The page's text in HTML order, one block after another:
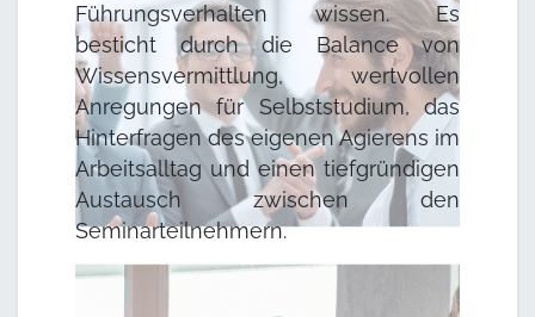
Führungsverhalten wissen. Es
besticht durch die Balance von
Wissensvermittlung, wertvollen
Anregungen für Selbststudium, das
Hinterfragen des eigenen Agierens im
Arbeitsalltag und einen tiefgründigen
Austausch zwischen den
Seminarteilnehmern.